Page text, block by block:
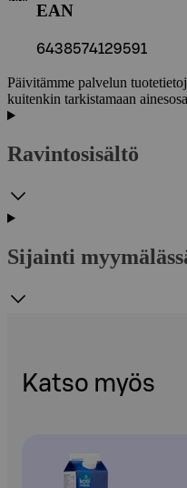
EAN
6438574129591
Päivitämme palvelun
kuitenkin tarkistamaan
Ravintosisältö
Sijainti
Katso myös